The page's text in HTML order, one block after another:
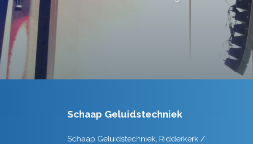
Schaap Geluidstechniek
Schaap Geluidstechniek, Ridderkerk /